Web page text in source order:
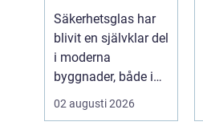
byggnader med
smarta
glaslösningar
Säkerhetsglas har
blivit en självklar del
i moderna
byggnader, både i
hem och offentliga
miljöer. I ...
02 augusti 2026